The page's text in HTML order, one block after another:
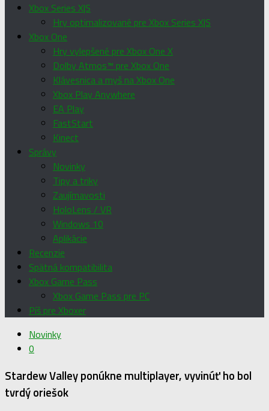
Xbox Series X|S
Hry optimalizované pre Xbox Series X|S
Xbox One
Hry vylepšené pre Xbox One X
Dolby Atmos™ pre Xbox One
Klávesnica a myš na Xbox One
Xbox Play Anywhere
EA Play
FastStart
Kinect
Správy
Novinky
Tipy a triky
Zaujímavosti
HoloLens / VR
Windows 10
Aplikácie
Recenzie
Spätná kompatibilita
Xbox Game Pass
Xbox Game Pass pre PC
Píš pre Xboxer
Novinky
0
Stardew Valley ponúkne multiplayer, vyvinúť ho bol
tvrdý oriešok